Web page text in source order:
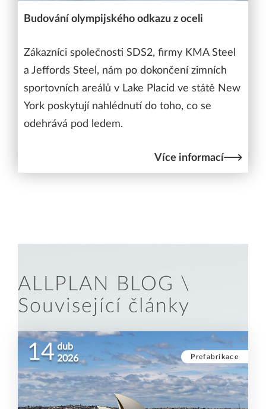
Budování olympijského odkazu z oceli
Zákazníci společnosti SDS2, firmy KMA Steel
a Jeffords Steel, nám po dokončení zimních
sportovních areálů v Lake Placid ve státě New
York poskytují nahlédnutí do toho, co se
odehrává pod ledem.
Více informací
ALLPLAN BLOG \
Související články
Prefabrikace
14 dub
2026